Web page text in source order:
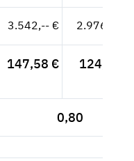
3.542,-- € 2.976,47 €
147,58 € 124,02 €
0,80